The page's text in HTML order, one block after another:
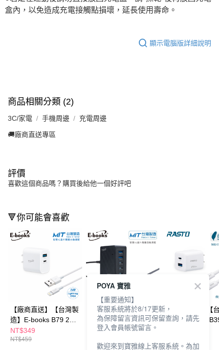
盒內，以免造成充電接觸點損壞，延長使用壽命。
顯示電腦版詳細說明
商品相關分類 (2)
3C/家電 手機周邊 充電周邊
🚚廠商直送專區
評價
喜歡這個商品嗎？購買後給他一個好評吧
🔻你可能會喜歡
【廠商直送】【台灣製
造】E-books B79 20W
PD+QC3.0快速充電器
贈 Lightning 充電傳輸
NT$349
NT$459
【廠商直送】【台灣製
造】E-books B76 60W
長線型五孔快速充電器
NT$980
【廠商直送】【
造】RASTO
POYA 寶雅
【重要通知】
客服系統將於8/17更新，
為保障留言資訊可保留查詢，請先
登入會員帳號留言。
歡迎來到寶雅線上客服系統。為加